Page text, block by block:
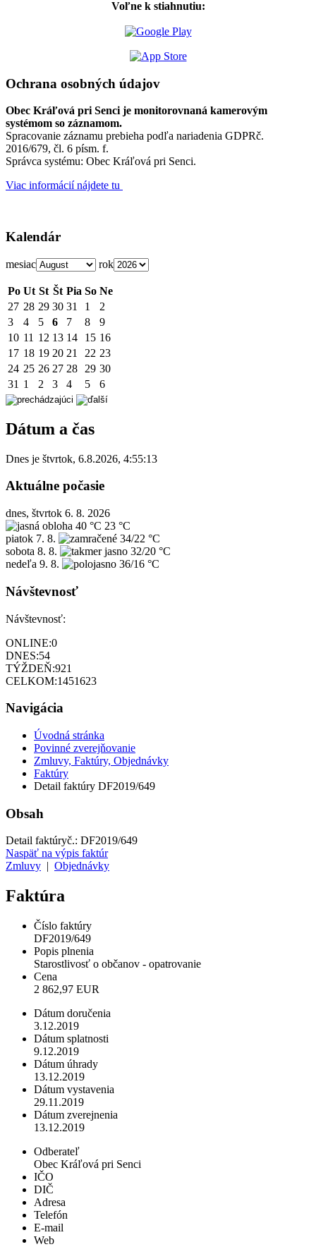
Voľne k stiahnutiu:
Ochrana osobných údajov
Obec Kráľová pri Senci je monitorovnaná kamerovým
systémom so záznamom.
Spracovanie záznamu prebieha podľa nariadenia GDPRč.
2016/679, čl. 6 písm. f.
Správca systému: Obec Kráľová pri Senci.
Viac informácií nájdete tu
Kalendár
mesiac rok
Po Ut St Št Pia So Ne
27 28 29 30 31 1
2
3
4 5 6 7 8
9
10 11 12 13 14 15 16
17 18 19 20 21 22 23
24 25 26 27 28 29 30
31 1 2 3 4 5 6
Dátum a čas
Dnes je štvrtok, 6.8.2026, 4:55:13
Aktuálne počasie
dnes, štvrtok 6. 8. 2026
40 °C 23 °C
piatok 7. 8.
34/22 °C
sobota 8. 8.
32/20 °C
nedeľa 9. 8. 36/16 °C
Návštevnosť
Návštevnosť:
ONLINE:0
DNES:54
TÝŽDEŇ:921
CELKOM:1451623
Navigácia
Úvodná stránka
Povinné zverejňovanie
Zmluvy, Faktúry, Objednávky
Faktúry
Detail faktúry DF2019/649
Obsah
Detail faktúryč.: DF2019/649
Naspäť na výpis faktúr
Zmluvy
Objednávky
Faktúra
Číslo faktúry
DF2019/649
Popis plnenia
Starostlivosť o občanov - opatrovanie
Cena
2 862,97 EUR
Dátum doručenia
3.12.2019
Dátum splatnosti
9.12.2019
Dátum úhrady
13.12.2019
Dátum vystavenia
29.11.2019
Dátum zverejnenia
13.12.2019
Odberateľ
Obec Kráľová pri Senci
IČO
DIČ
Adresa
Telefón
E-mail
Web